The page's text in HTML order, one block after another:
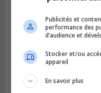
Publié le 6 juillet 2026 à
Longueuil
valoriser des
Publicités et
performance des
d’audience et
Stocker et/ou
appareil
En savoir plus